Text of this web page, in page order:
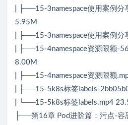
| ├──15-3namespace使用案例
5.95M
| ├──15-3namespace使用案例分
| ├──15-4namespace资源限额-
8.00M
| ├──15-4namespace资源限额
| ├──15-5k8s标签labels-
| └──15-5k8s标签labels.mp4
├──第16章 Pod进阶篇：污点-